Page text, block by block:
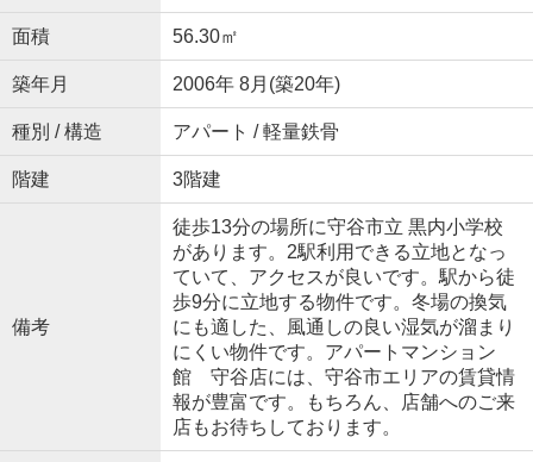
面積 56.30㎡
築年月 2006年 8月(築20年)
種別 / 構造 アパート / 軽量鉄骨
階建 3階建
備考
徒歩13分の場所に守谷市立 黒内小学校
があります。2駅利用できる立地となっ
ていて、アクセスが良いです。駅から徒
歩9分に立地する物件です。冬場の換気
にも適した、風通しの良い湿気が溜まり
にくい物件です。アパートマンション
館 守谷店には、守谷市エリアの賃貸情
報が豊富です。もちろん、店舗へのご来
店もお待ちしております。